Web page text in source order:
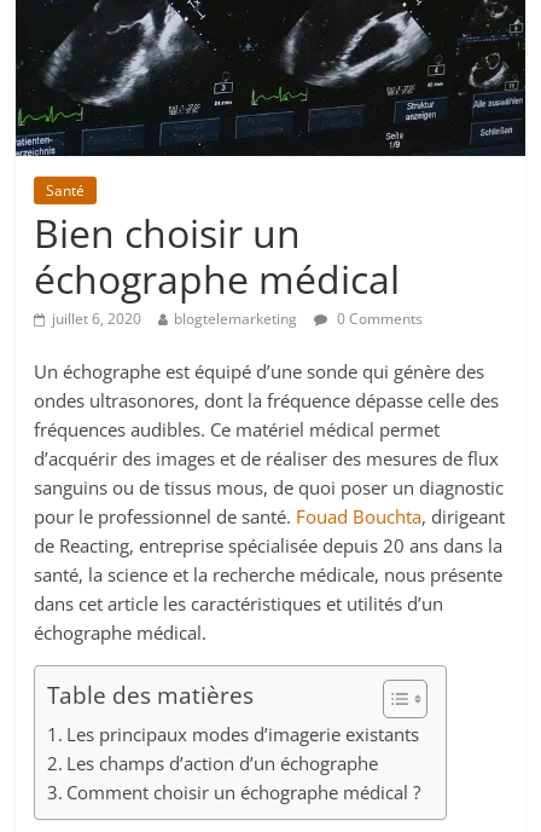
Santé
Bien choisir un
échographe médical
juillet 6, 2020 blogtelemarketing 0 Comments
Un échographe est équipé d’une sonde qui génère des
ondes ultrasonores, dont la fréquence dépasse celle des
fréquences audibles. Ce matériel médical permet
d’acquérir des images et de réaliser des mesures de flux
sanguins ou de tissus mous, de quoi poser un diagnostic
pour le professionnel de santé. Fouad Bouchta, dirigeant
de Reacting, entreprise spécialisée depuis 20 ans dans la
santé, la science et la recherche médicale, nous présente
dans cet article les caractéristiques et utilités d’un
échographe médical.
Table des matières
Les principaux modes d’imagerie existants
Les champs d’action d’un échographe
Comment choisir un échographe médical ?